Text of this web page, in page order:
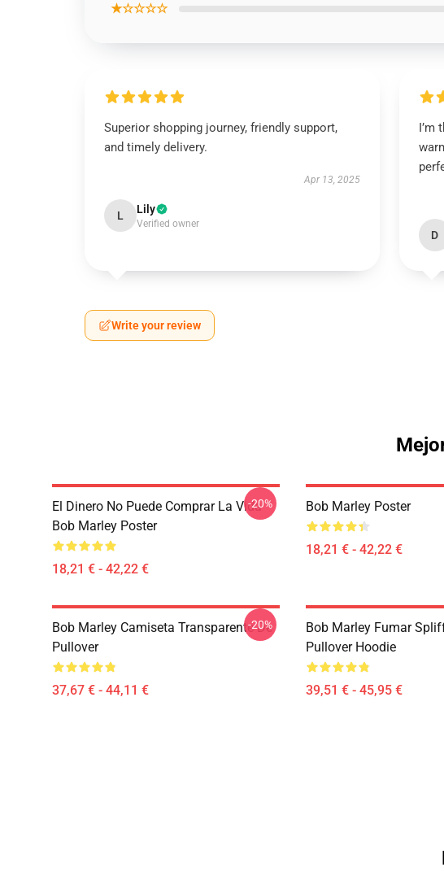
★☆☆☆☆
Superior shopping journey, friendly support,
and timely delivery.
Apr 13, 2025
L Lily
Verified owner
I’m
D
Write your review
El Dinero No Puede Comprar La Vida
Bob Marley Poster
18,21 € - 42,22 €
-20% Bob Marley Poster
18,21 € - 42,22 €
Bob Marley Camiseta Transparente De
Pullover
37,67 € - 44,11 €
-20%
Bob Marley Fumar
Pullover Hoodie
39,51 € - 45,95 €